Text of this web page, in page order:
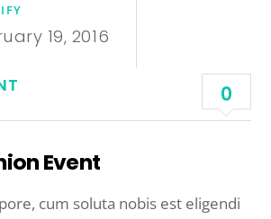
19, 2016
0
Event
cum soluta nobis est eligendi